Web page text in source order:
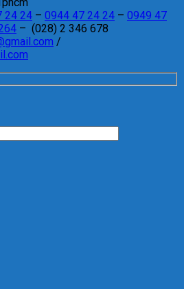
24 24 – 0944 47 24 24 – 0949 47
– (028) 2 346 678
/